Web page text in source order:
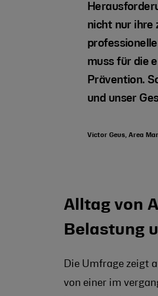
nicht nur ihre
muss für die
Prävention.
und unser
Victor Geus, Area
Alltag von
Belastung
Die Umfrage zeigt
von einer im